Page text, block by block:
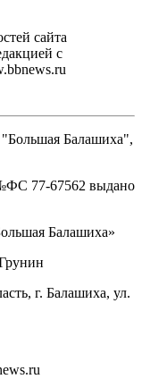
сайта
с
"Большая Балашиха",
‎77-67562 выдано
Балашиха»
г. Балашиха, ул.